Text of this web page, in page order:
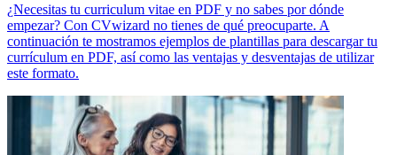
¿Necesitas tu curriculum vitae en PDF y no sabes por dónde
empezar? Con CVwizard no tienes de qué preocuparte. A
continuación te mostramos ejemplos de plantillas para descargar tu
currículum en PDF, así como las ventajas y desventajas de utilizar
este formato.